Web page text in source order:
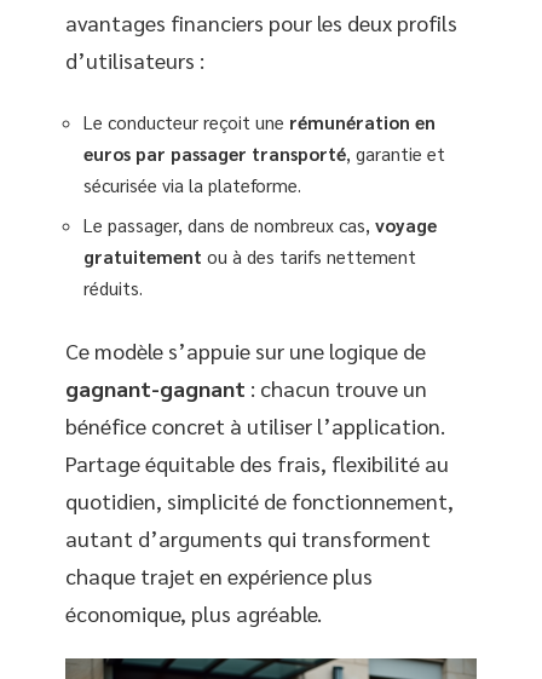
avantages financiers pour les deux profils
d’utilisateurs :
Le conducteur reçoit une rémunération en
euros par passager transporté , garantie et
sécurisée via la plateforme.
Le passager, dans de nombreux cas, voyage
gratuitement ou à des tarifs nettement
réduits.
Ce modèle s’appuie sur une logique de
gagnant-gagnant : chacun trouve un
bénéfice concret à utiliser l’application.
Partage équitable des frais, flexibilité au
quotidien, simplicité de fonctionnement,
autant d’arguments qui transforment
chaque trajet en expérience plus
économique, plus agréable.